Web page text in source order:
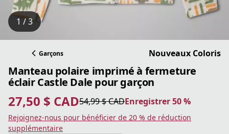
1 / 3
Garçons Nouveaux Coloris
Manteau polaire imprimé à fermeture
éclair Castle Dale pour garçon
27,50 $ CAD
prix actuel 27,50 $ CAD54,99 $ CAD
prix original 54,99 $ CAD Enregistrer 50 %
Enregistrer 50 %
Rejoignez-nous pour bénéficier de 20 % de réduction
supplémentaire